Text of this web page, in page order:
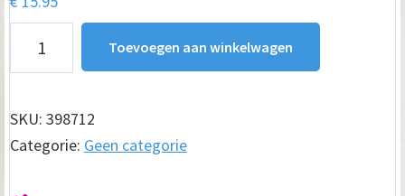
Fleece
150cm
aantal
Toevoegen aan winkelwagen
SKU: 398712
Categorie: Geen categorie